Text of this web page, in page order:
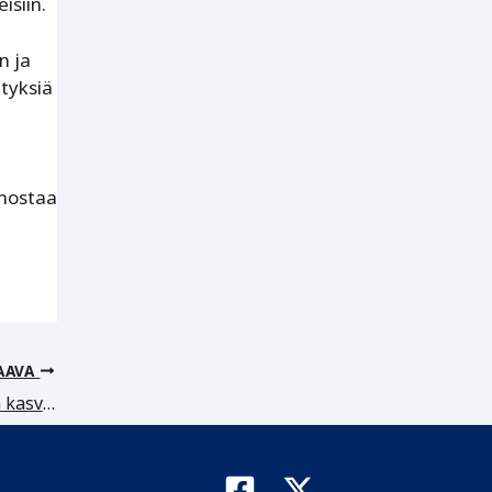
ja
Henkilökohtainen palvelu Talenomin kasvun valttikortti